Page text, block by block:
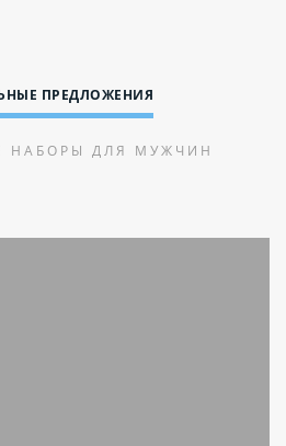
ПРЕДЛОЖЕНИЯ
НАБОРЫ ДЛЯ МУЖЧИН